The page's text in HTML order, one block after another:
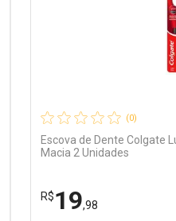
(0)
Escova de Dente Colgate
Macia 2 Unidades
R$19,98